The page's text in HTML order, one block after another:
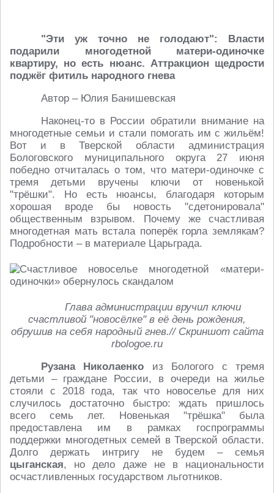
"Эти уж точно не голодают": Власти
подарили многодетной матери-одиночке
квартиру, но есть нюанс. Аттракцион щедрости
поджёг фитиль народного гнева
Автор – Юлия Банишевская
Наконец-то в России обратили внимание на
многодетные семьи и стали помогать им с жильём!
Вот и в Тверской области администрация
Бологовского муниципального округа 27 июня
победно отчиталась о том, что матери-одиночке с
тремя детьми вручены ключи от новенькой
"трёшки". Но есть нюансы, благодаря которым
хорошая вроде бы новость "сдетонировала"
общественным взрывом. Почему же счастливая
многодетная мать встала поперёк горла землякам?
Подробности – в материале Царьграда.
Глава администрации вручил ключи
счастливой "новосёлке" в её день рождения,
обрушив на себя народный гнев.// Скриншот сайта
rbologoe.ru
Рузана Николаенко из Бологого с тремя
детьми – граждане России, в очереди на жилье
стояли с 2018 года, так что новоселье для них
случилось достаточно быстро: ждать пришлось
всего семь лет. Новенькая "трёшка" была
предоставлена им в рамках госпрограммы
поддержки многодетных семей в Тверской области.
Долго держать интригу не будем – семья
цыганская, но дело даже не в национальности
осчастливленных государством льготников.